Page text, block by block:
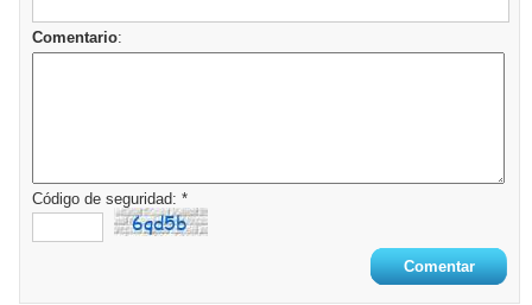
Comentario:
Código de seguridad: *